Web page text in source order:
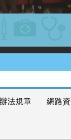
辦法規章 網路